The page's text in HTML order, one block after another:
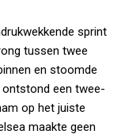
sprint
tussen twee
en stoomde
een twee-
op het juiste
maakte geen